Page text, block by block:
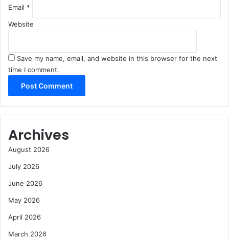
Email *
Website
Save my name, email, and website in this browser for the next
time I comment.
Archives
August 2026
July 2026
June 2026
May 2026
April 2026
March 2026